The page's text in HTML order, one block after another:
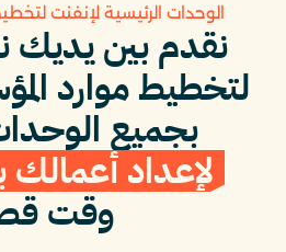
الوحدات الرئيسية لإنفنت
نقدم بين يديك
لتخطيط موارد
بجميع
لإعداد
وقت